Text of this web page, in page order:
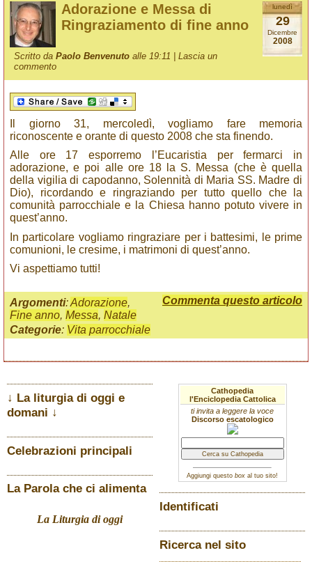
lunedì
29
Dicembre
2008
Adorazione e Messa di
Ringraziamento di fine anno
Scritto daPaolo Benvenuto alle 19:11 |Lascia un
commento
Il giorno 31, mercoledì, vogliamo fare memoria
riconoscente e orante di questo 2008 che sta finendo.
Alle ore 17 esporremo l’Eucaristia per fermarci in
adorazione, e poi alle ore 18 la S. Messa (che è quella
della vigilia di capodanno, Solennità di Maria SS. Madre di
Dio), ricordando e ringraziando per tutto quello che la
comunità parrocchiale e la Chiesa hanno potuto vivere in
quest’anno.
In particolare vogliamo ringraziare per i battesimi, le prime
comunioni, le cresime, i matrimoni di quest’anno.
Vi aspettiamo tutti!
Commenta questo articolo
Argomenti:Adorazione,
Fine anno, Messa, Natale
Categorie: Vita parrocchiale
↓ La liturgia di oggi e
domani ↓
Celebrazioni principali
La Parola che ci alimenta
La Liturgia di oggi
Cathopedia
l'Enciclopedia Cattolica
ti invita a leggere la voce
Discorso escatologico
Aggiungi questo box al tuo sito!
Identificati
Ricerca nel sito